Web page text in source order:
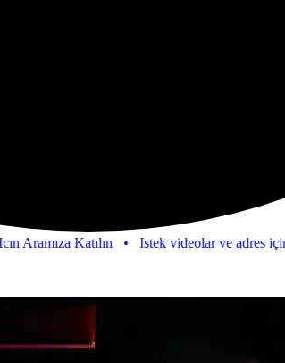
Katılın•Istek videolar ve adres için aramıza